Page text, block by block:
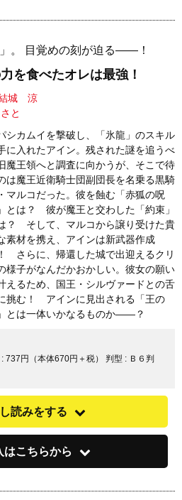
。 目覚めの刻が迫る――！
食べたオレは最強！
城 涼
と
シカムイを撃破し、「氷龍」のスキル
に入れたアイン。残された謎を追うべ
魔王領へと調査に向かうが、そこで待
は魔王近衛騎士団副団長を名乗る黒騎
マルコだった。彼を蝕む「赤狐の呪
とは？ 彼が魔王と交わした「約束」
？ そして、マルコから譲り受けた貴
素材を携え、アインは新武器作成
さらに、帰還した城で出迎えるクリ
様子がなんだかおかしい。彼女の願い
えるため、国王・シルヴァードとの舌
挑む！ アインに見出される「王の
とは一体いかなるものか――？
: 737円（本体670円＋税） 判型 : Ｂ６判
読みをする
はこちらから